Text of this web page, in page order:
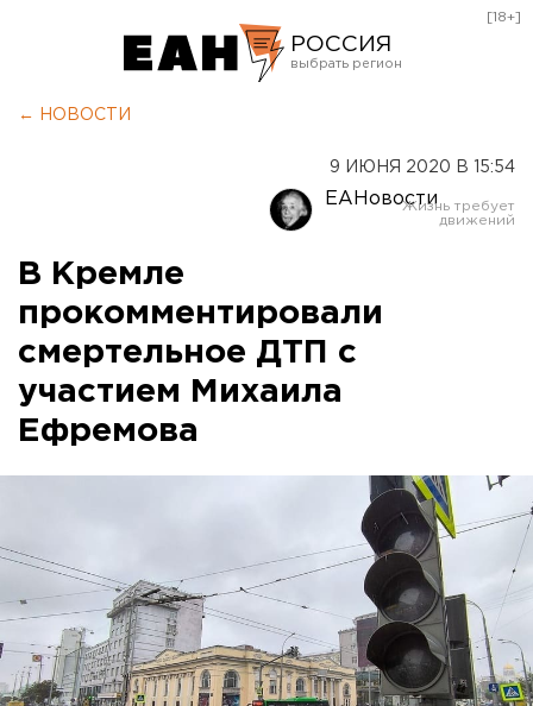
РОССИЯ
Оренбург
[18+]
← НОВОСТИ
9 ИЮНЯ 2020 В 15:54
ЕАНовости
В Кремле
прокомментировали
смертельное ДТП с
участием Михаила
Ефремова